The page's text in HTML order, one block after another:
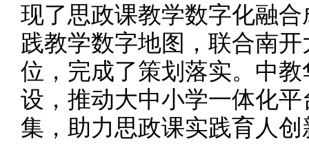
现了思政课教学数字化融
践教学数字地图，联合南
位，完成了策划落实。中
设，推动大中小学一体化
集，助力思政课实践育人创